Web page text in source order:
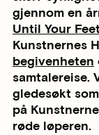
gjennom en
Until Your
Kunstnernes
begivenheten
samtalereise.
gledesøkt
på
røde løperen.